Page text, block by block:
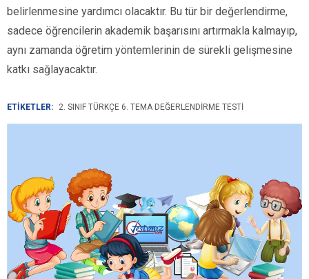
belirlenmesine yardımcı olacaktır. Bu tür bir değerlendirme,
sadece öğrencilerin akademik başarısını artırmakla kalmayıp,
aynı zamanda öğretim yöntemlerinin de sürekli gelişmesine
katkı sağlayacaktır.
ETİKETLER: 2. SINIF TÜRKÇE 6. TEMA DEĞERLENDIRME TESTI